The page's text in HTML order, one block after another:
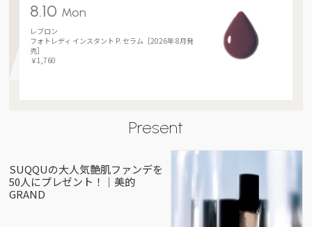
8.10 Mon
レブロン
フォトレディ インスタント P. セラム［2026年 8月発
売］
￥1,760
Present
SUQQUの大人気艶肌ファンデを
50人にプレゼント！｜美的
GRAND